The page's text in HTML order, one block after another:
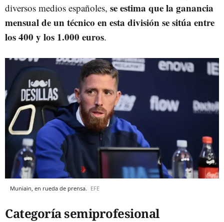
diversos medios españoles, se estima que la ganancia
mensual de un técnico en esta división se sitúa entre
los 400 y los 1.000 euros.
Muniain, en rueda de prensa. EFE
Categoría semiprofesional